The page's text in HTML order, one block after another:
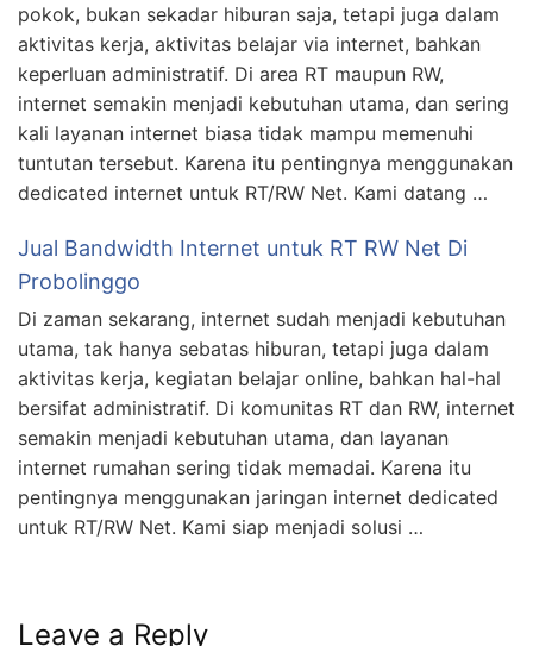
pokok, bukan sekadar hiburan saja, tetapi juga dalam
aktivitas kerja, aktivitas belajar via internet, bahkan
keperluan administratif. Di area RT maupun RW,
internet semakin menjadi kebutuhan utama, dan sering
kali layanan internet biasa tidak mampu memenuhi
tuntutan tersebut. Karena itu pentingnya menggunakan
dedicated internet untuk RT/RW Net. Kami datang …
Jual Bandwidth Internet untuk RT RW Net Di
Probolinggo
Di zaman sekarang, internet sudah menjadi kebutuhan
utama, tak hanya sebatas hiburan, tetapi juga dalam
aktivitas kerja, kegiatan belajar online, bahkan hal-hal
bersifat administratif. Di komunitas RT dan RW, internet
semakin menjadi kebutuhan utama, dan layanan
internet rumahan sering tidak memadai. Karena itu
pentingnya menggunakan jaringan internet dedicated
untuk RT/RW Net. Kami siap menjadi solusi …
Leave a Reply